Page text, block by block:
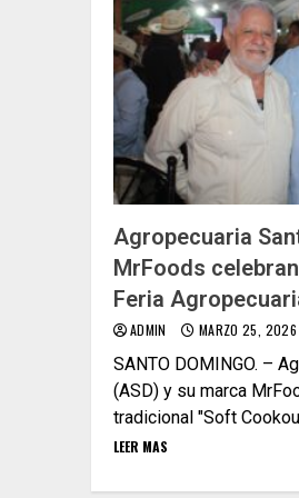
Agropecuaria
MrFoods
Feria
ADMIN MARZO 25, 2026
SANTO DOMINGO. –
(ASD) y su marca
tradicional "Soft
LEER MAS